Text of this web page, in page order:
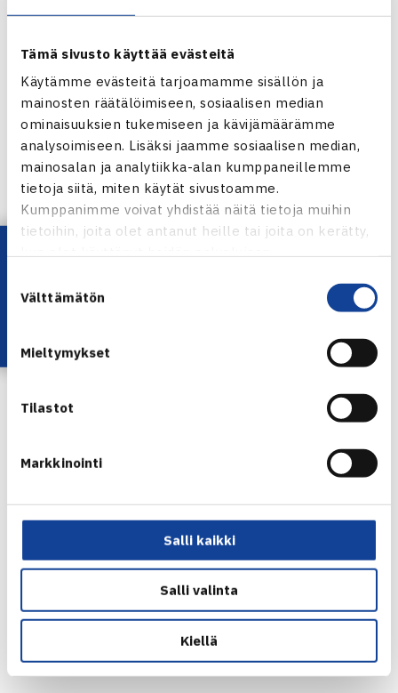
Tämä sivusto käyttää evästeitä
Käytämme evästeitä tarjoamamme sisällön ja
mainosten räätälöimiseen, sosiaalisen median
ominaisuuksien tukemiseen ja kävijämäärämme
analysoimiseen. Lisäksi jaamme sosiaalisen median,
mainosalan ja analytiikka-alan kumppaneillemme
tietoja siitä, miten käytät sivustoamme.
Kumppanimme voivat yhdistää näitä tietoja muihin
tietoihin, joita olet antanut heille tai joita on kerätty,
valinta
Välttämätön
Mieltymykset
Tilastot
Markkinointi
Salli kaikki
Salli valinta
Kiellä
Smash-Kotka – OVS 2-1
Monica Malinen OVS – Nina Saarelainen Smash-Kotka 26
64 75
Suvikukka Forsius-Haverinen Smash-Kotka – Heidi
Sarkkinen OVS 62 62
Forsius-Haverinen/Saarelainen Smash-Kotka –
Malinen/Sarkkinen OVS 64 63
Nelli Lius TVS – Anni Poikola EVS 64 63
Poikola/Salonen EVS – Dahlbom/Lius TVS 61 63
Seuraava uutinen: Smash ja Valko-Pallo… →
Lataa OmaTennis!